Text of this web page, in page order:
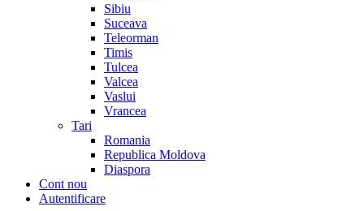
Sibiu
Suceava
Teleorman
Timis
Tulcea
Valcea
Vaslui
Vrancea
Tari
Romania
Republica Moldova
Diaspora
Cont nou
Autentificare